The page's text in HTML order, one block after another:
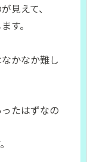
見えて、
す。
かなか難し
たはずなの